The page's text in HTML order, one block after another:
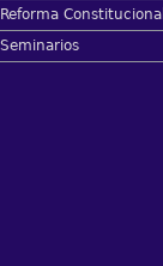
Reforma Constitucional
Seminarios